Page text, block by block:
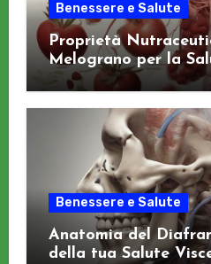
Benessere e Salute
Proprietà
Melograno per la
Benessere e Salute
Anatomia del
della tua Salute